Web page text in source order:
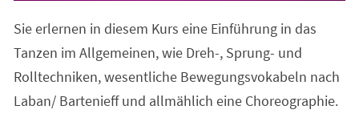
Sie erlernen in diesem Kurs eine Einführung in das
Tanzen im Allgemeinen, wie Dreh-, Sprung- und
Rolltechniken, wesentliche Bewegungsvokabeln nach
Laban/ Bartenieff und allmählich eine Choreographie.